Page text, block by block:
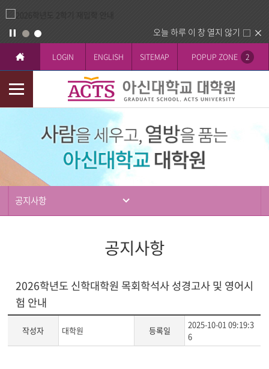
오늘 하루 이 창 열지 않기
LOGIN ENGLISH SITEMAP POPUP ZONE 2
모
바
공지사항
공지사항
2026학년도 신학대학원 목회학석사 성경고사 및 영어시
험 안내
작성자 대학원 등록일
2025-10-01 09:19:3
6